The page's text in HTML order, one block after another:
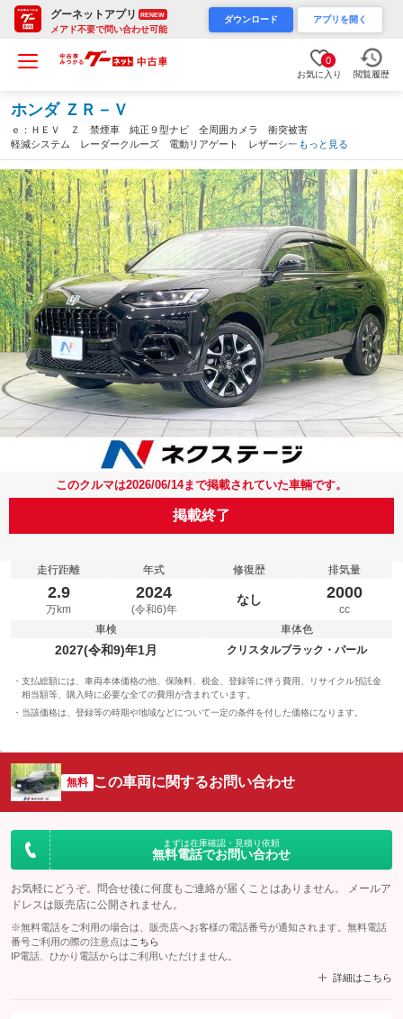
グーネットアプリ RENEW
メアド不要で問い合わせ可能
ダウンロード アプリを開く
0
お気に入り 閲覧履歴
ホンダ ＺＲ－Ｖ
ｅ：ＨＥＶ Ｚ 禁煙車 純正９型ナビ 全周囲カメラ 衝突被害
軽減システム レーダークルーズ 電動リアゲート レザーシー
ト ドラレコ コーナーセンサー スマートキー ＬＥＤヘッド
ＥＴＣ２．０ 純正１８インチアルミ（岐阜県）
もっと見る
このクルマは2026/06/14まで掲載されていた車輛です。
掲載終了
走行距離
2.9
万km
年式
2024
(令和6)年
修復歴
なし
排気量
2000
cc
車検
2027(令和9)年1月
車体色
クリスタルブラック・パール
支払総額には、車両本体価格の他、保険料、税金、登録等に伴う費用、リサイクル預託金
相当額等、購入時に必要な全ての費用が含まれています。
当該価格は、登録等の時期や地域などについて一定の条件を付した価格になります。
無料 この車両に関するお問い合わせ
まずは在庫確認・見積り依頼
無料電話でお問い合わせ
お気軽にどうぞ。問合せ後に何度もご連絡が届くことはありません。 メールア
ドレスは販売店に公開されません。
※無料電話をご利用の場合は、販売店へお客様の電話番号が通知されます。無料電話
番号ご利用の際の注意点は こちら
IP電話、ひかり電話からはご利用いただけません。
詳細はこちら